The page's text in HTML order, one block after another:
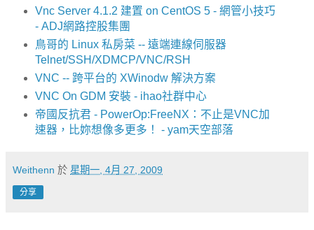
Vnc Server 4.1.2 建置 on CentOS 5 - 網管小技巧
- ADJ網路控股集團
鳥哥的 Linux 私房菜 -- 遠端連線伺服器
Telnet/SSH/XDMCP/VNC/RSH
VNC -- 跨平台的 XWinodw 解決方案
VNC On GDM 安裝 - ihao社群中心
帝國反抗君 - PowerOp:FreeNX：不止是VNC加
速器，比妳想像多更多！ - yam天空部落
Weithenn 於 星期一, 4月 27, 2009
分享